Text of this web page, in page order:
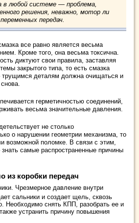
в любой системе — проблема,
решения, неважно, мотор ли
передач.
все равно является весьма
Кроме того, она весьма токсична.
диктуют свои правила, заставляя
закрытого типа, то есть смазка
трущимся деталям должна очищаться и
герметичностью соединений,
весьма значительные давления.
не столько
о нарушении геометрии механизма, то
возможной поломке. В связи с этим,
самые распространенные причины
из коробки передач
Чрезмерное давление внутри
сальники и создает щель, сквозь
Необходимо снять КПП, разобрать ее и
устранить причину повышения